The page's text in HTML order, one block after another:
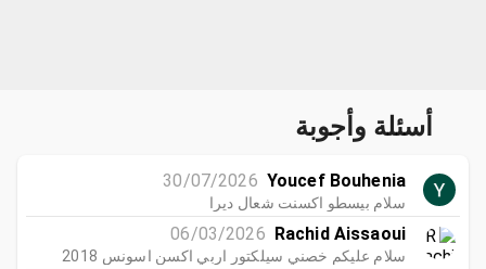
أسئلة وأجوبة
Youcef Bouhenia
30/07/2026
سلام بيسطو اكسنت شعال ديرا
Rachid Aissaoui
06/03/2026
سلام عليكم خصني سيلكتور اربي اكسن اسونس 2018